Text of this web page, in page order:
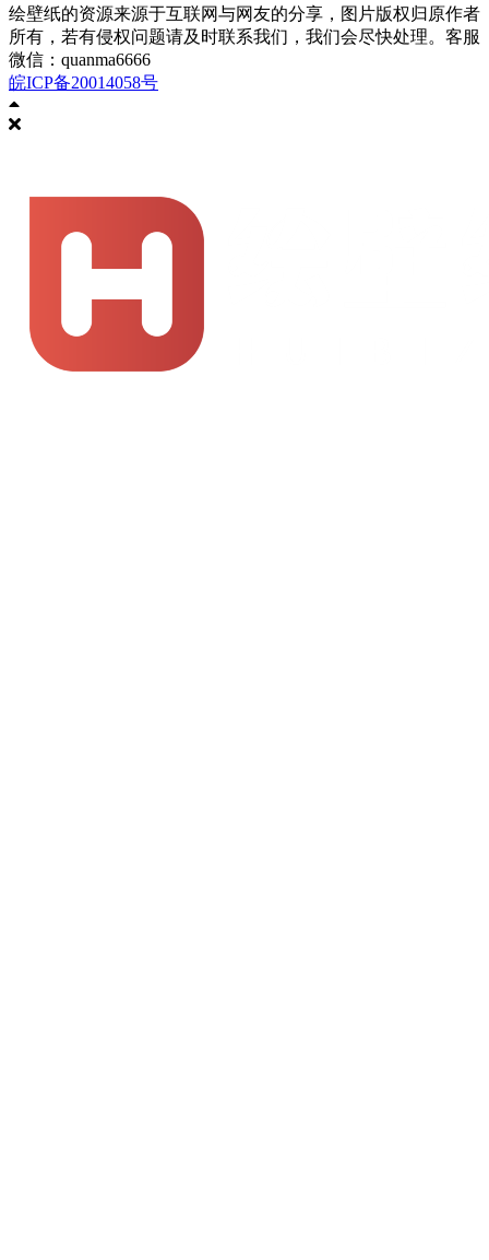
绘壁纸的资源来源于互联网与网友的分享，图片版权归原作者
所有，若有侵权问题请及时联系我们，我们会尽快处理。客服
微信：quanma6666
皖ICP备20014058号